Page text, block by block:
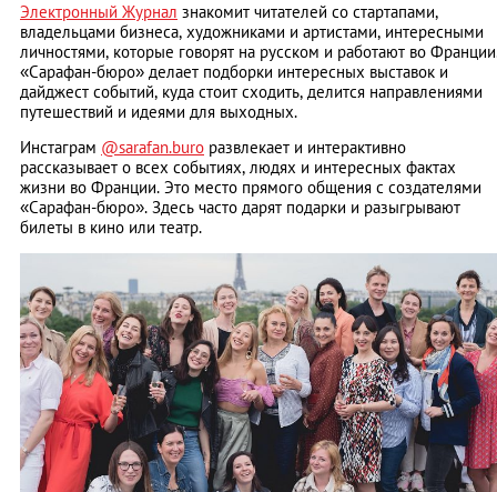
Электронный Журнал знакомит читателей со стартапами,
владельцами бизнеса, художниками и артистами, интересными
личностями, которые говорят на русском и работают во
«Сарафан-бюро» делает подборки интересных выставок и
дайджест событий, куда стоит сходить, делится направлениями
путешествий и идеями для выходных.
Инстаграм @sarafan.buro развлекает и интерактивно
рассказывает о всех событиях, людях и интересных фактах
жизни во Франции. Это место прямого общения с создателями
«Сарафан-бюро». Здесь часто дарят подарки и разыгрывают
билеты в кино или театр.